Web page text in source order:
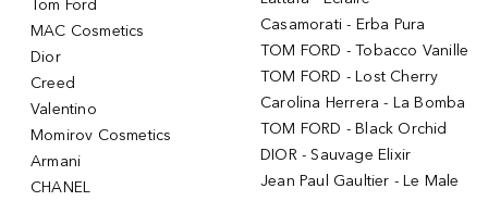
Tom Ford
MAC Cosmetics
Dior
Creed
Valentino
Momirov Cosmetics
Armani
CHANEL
Casamorati - Erba Pura
TOM FORD - Tobacco Vanille
TOM FORD - Lost Cherry
Carolina Herrera - La Bomba
TOM FORD - Black Orchid
DIOR - Sauvage Elixir
Jean Paul Gaultier - Le Male